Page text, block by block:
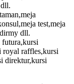
test,meja
dll.
royal raffles,kursi
direktur,kursi